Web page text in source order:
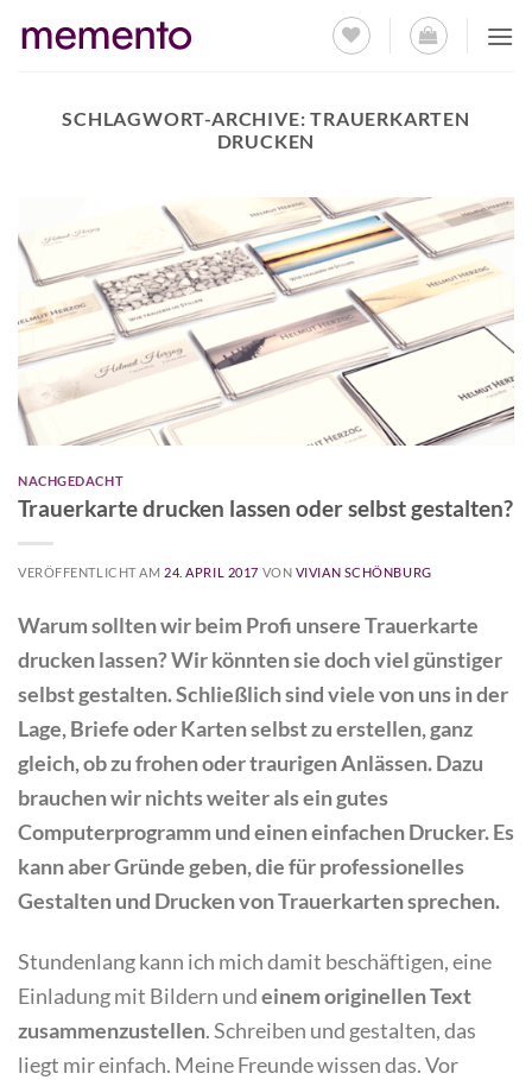
Inhalt
SCHLAGWORT-ARCHIVE:TRAUERKARTEN
DRUCKEN
NACHGEDACHT
Trauerkarte drucken lassen oder selbst gestalten?
VERÖFFENTLICHT AM 24. APRIL 2017 VON VIVIAN SCHÖNBURG
Warum sollten wir beim Profi unsere Trauerkarte
drucken lassen? Wir könnten sie doch viel günstiger
selbst gestalten. Schließlich sind viele von uns in der
Lage, Briefe oder Karten selbst zu erstellen, ganz
gleich, ob zu frohen oder traurigen Anlässen. Dazu
brauchen wir nichts weiter als ein gutes
Computerprogramm und einen einfachen Drucker. Es
kann aber Gründe geben, die für professionelles
Gestalten und Drucken von Trauerkarten sprechen.
Stundenlang kann ich mich damit beschäftigen, eine
Einladung mit Bildern undeinem originellen Text
zusammenzustellen. Schreiben und gestalten, das
liegt mir einfach. Meine Freunde wissen das. Vor